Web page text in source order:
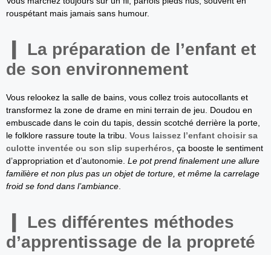
rouspétant mais jamais sans humour.
La préparation de l’enfant et
de son environnement
Vous relookez la salle de bains, vous collez trois autocollants et
transformez la zone de drame en mini terrain de jeu. Doudou en
embuscade dans le coin du tapis, dessin scotché derrière la porte,
le folklore rassure toute la tribu. Vous laissez l’enfant choisir sa
culotte inventée ou son slip superhéros , ça booste le sentiment
d’appropriation et d’autonomie. Le pot prend finalement une allure
familière et non plus pas un objet de torture, et même la carrelage
froid se fond dans l’ambiance
Les différentes méthodes
d’apprentissage de la propreté